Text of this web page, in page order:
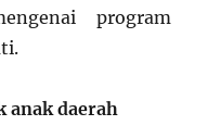
program
anak daerah